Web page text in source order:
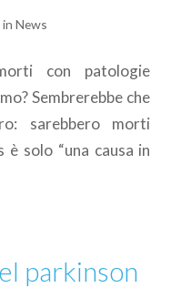
inNews
con patologie
Sembrerebbe che
sarebbero morti
è solo “una causa in
parkinson